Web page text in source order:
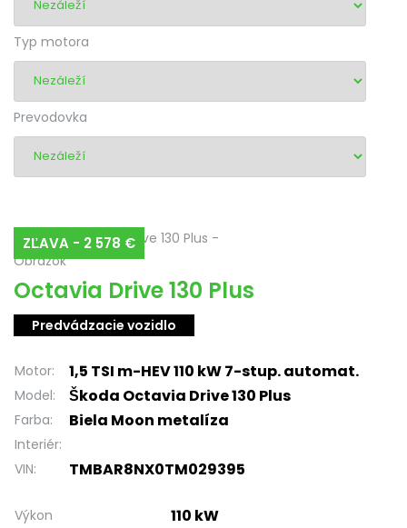
Typ motora
Prevodovka
ZĽAVA - 2 578 €
Octavia Drive 130 Plus
Predvádzacie vozidlo
Motor: 1,5 TSI m-HEV 110 kW 7-stup. automat.
Model: Škoda Octavia Drive 130 Plus
Farba: Biela Moon metalíza
Interiér:
VIN:
TMBAR8NX0TM029395
Výkon 110 kW